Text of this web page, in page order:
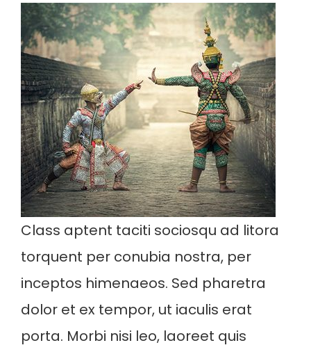
Class aptent taciti sociosqu ad litora
torquent per conubia nostra, per
inceptos himenaeos. Sed pharetra
dolor et ex tempor, ut iaculis erat
porta. Morbi nisi leo, laoreet quis